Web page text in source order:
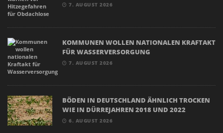
7. AUGUST 2026
KOMMUNEN WOLLEN NATIONALEN KRAFTAKT
FÜR WASSERVERSORGUNG
7. AUGUST 2026
BÖDEN IN DEUTSCHLAND ÄHNLICH TROCKEN
WIE IN DÜRREJAHREN 2018 UND 2022
6. AUGUST 2026